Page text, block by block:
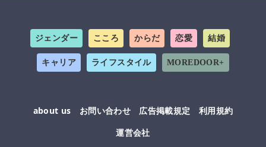
ジェンダー こころ からだ 恋愛 結婚
キャリア ライフスタイル MOREDOOR+
about us お問い合わせ 広告掲載規定
利用規約
運営会社